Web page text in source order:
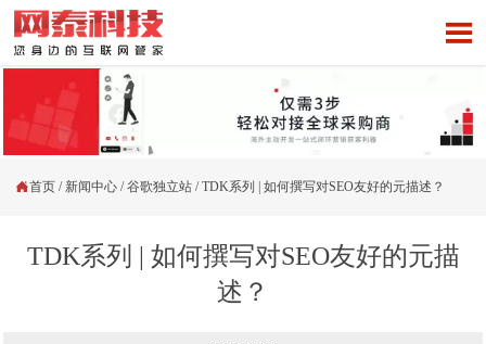

首页 / 新闻中心 /谷歌独立站 /TDK系列 | 如何撰写对SEO友好的元描述？
TDK系列 | 如何撰写对SEO友好的元描
述？